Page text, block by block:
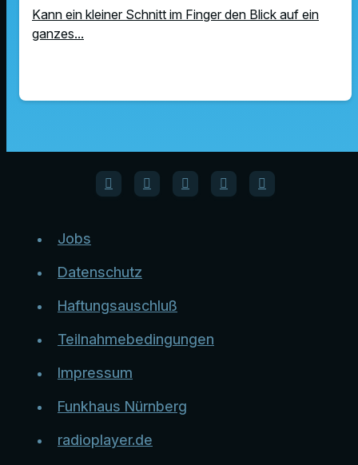
Kann ein kleiner Schnitt im Finger den Blick auf ein
ganzes...
Jobs
Datenschutz
Haftungsauschluß
Teilnahmebedingungen
Impressum
Funkhaus Nürnberg
radioplayer.de